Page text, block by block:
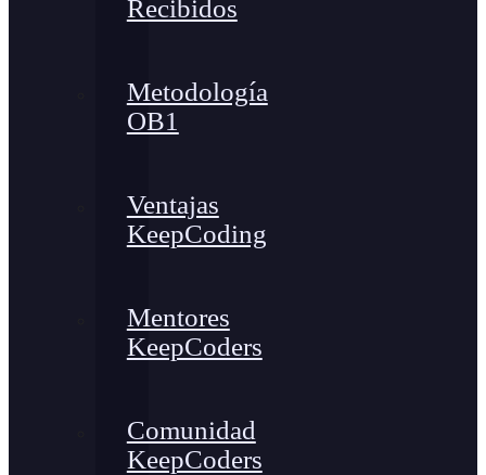
Recibidos
Metodología
OB1
Ventajas
KeepCoding
Mentores
KeepCoders
Comunidad
KeepCoders